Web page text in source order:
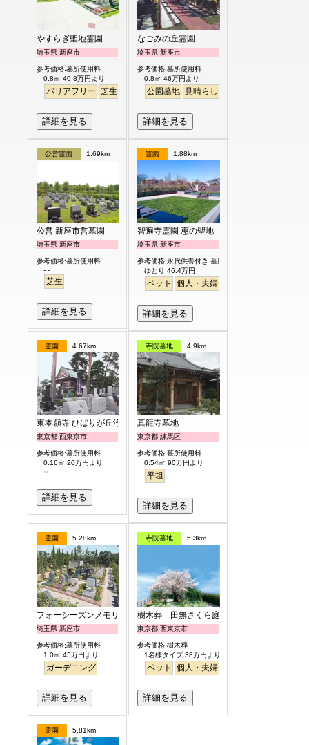
やすらぎ聖地霊園
埼玉県 新座市
参考価格:墓所使用料
0.8㎡ 40.8万円より
バリアフリー 芝生 明るい
詳細を見る
なごみの丘霊園
埼玉県 新座市
参考価格:墓所使用料
0.8㎡ 46万円より
公園墓地 見晴らし・眺望
詳細を見る
公営霊園 1.69km
公営 新座市営墓園
埼玉県 新座市
参考価格:墓所使用料
- -
芝生
詳細を見る
霊園 1.88km
智遍寺霊園 恵の聖地
埼玉県 新座市
参考価格:永代供養付き 墓所使用料
ゆとり 46.4万円
ペット 個人・夫婦
詳細を見る
霊園 4.67km
東本願寺 ひばりが丘浄苑
東京都 西東京市
参考価格:墓所使用料
0.16㎡ 20万円より
詳細を見る
寺院墓地 4.9km
真龍寺墓地
東京都 練馬区
参考価格:墓所使用料
0.54㎡ 90万円より
平坦
詳細を見る
霊園 5.28km
フォーシーズンメモリアル新座
埼玉県 新座市
参考価格:墓所使用料
1.0㎡ 45万円より
ガーデニング
詳細を見る
寺院墓地 5.3km
樹木葬 田無さくら庭園
東京都 西東京市
参考価格:樹木葬
1名様タイプ 38万円より
ペット 個人・夫婦
詳細を見る
霊園 5.81km